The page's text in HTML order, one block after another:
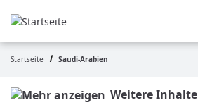
zum
Pfadnavigation
Startseite Saudi-Arabien
Weitere Inhalte